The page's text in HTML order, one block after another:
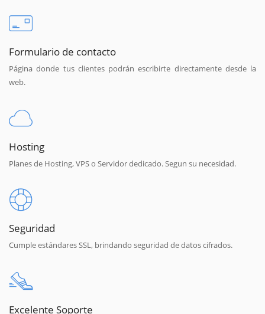
Formulario de contacto
Página donde tus clientes podrán escribirte directamente desde la
web.
Hosting
Planes de Hosting, VPS o Servidor dedicado. Segun su necesidad.
Seguridad
Cumple estándares SSL, brindando seguridad de datos cifrados.
Excelente Soporte